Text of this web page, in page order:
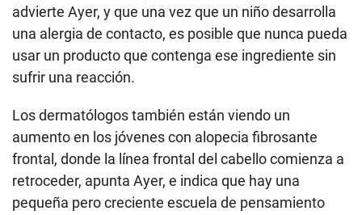
advierte Ayer, y que una vez que un niño desarrolla
una alergia de contacto, es posible que nunca pueda
usar un producto que contenga ese ingrediente sin
sufrir una reacción.
Los dermatólogos también están viendo un
aumento en los jóvenes con alopecia fibrosante
frontal, donde la línea frontal del cabello comienza a
retroceder, apunta Ayer, e indica que hay una
pequeña pero creciente escuela de pensamiento